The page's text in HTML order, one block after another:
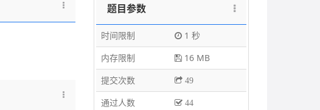
题目参数
时间限制
1 秒
内存限制
16 MB
提交次数
49
通过人数 44